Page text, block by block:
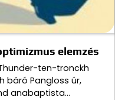
elemzés
ten-tronckh
báró Pangloss úr,
anabaptista…